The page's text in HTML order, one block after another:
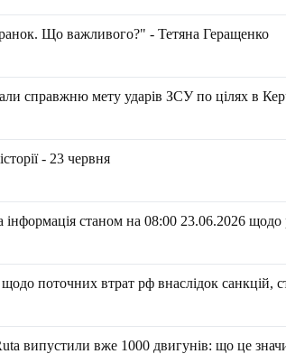
Що важливого?" - Тетяна Геращенко
справжню мету ударів ЗСУ по цілях в
- 23 червня
станом на 08:00 23.06.2026 щодо
поточних втрат рф внаслідок санкцій,
випустили вже 1000 двигунів: що це